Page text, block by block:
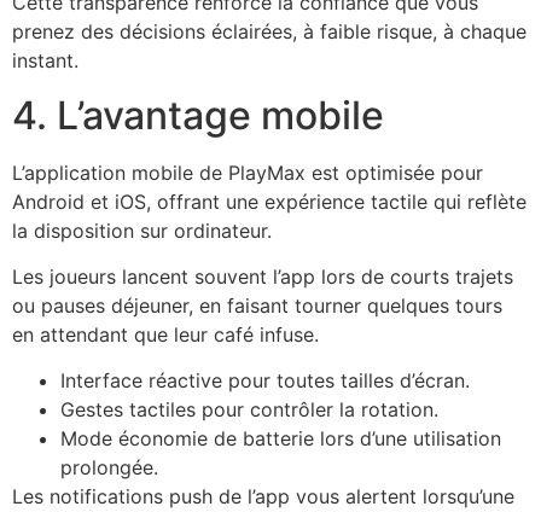
prenez des décisions éclairées, à faible risque, à chaque
instant.
4. L’avantage mobile
L’application mobile de PlayMax est optimisée pour
Android et iOS, offrant une expérience tactile qui reflète
la disposition sur ordinateur.
Les joueurs lancent souvent l’app lors de courts trajets
ou pauses déjeuner, en faisant tourner quelques tours
en attendant que leur café infuse.
Interface réactive pour toutes tailles d’écran.
Gestes tactiles pour contrôler la rotation.
Mode économie de batterie lors d’une utilisation
prolongée.
Les notifications push de l’app vous alertent lorsqu’une